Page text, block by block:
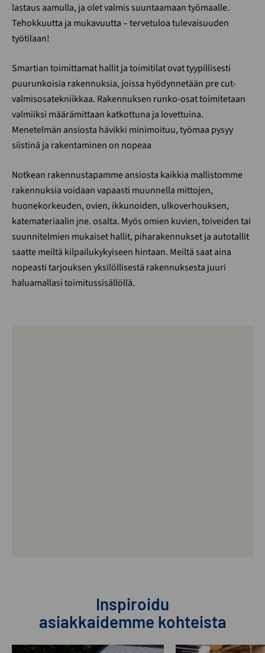
lastaus aamulla, ja olet valmis suuntaamaan työmaalle.
Tehokkuutta ja mukavuutta – tervetuloa tulevaisuuden
työtilaan!
Smartian toimittamat hallit ja toimitilat ovat tyypillisesti
puurunkoisia rakennuksia, joissa hyödynnetään pre cut-
valmisosatekniikkaa. Rakennuksen runko-osat toimitetaan
valmiiksi määrämittaan katkottuna ja lovettuina.
Menetelmän ansiosta hävikki minimoituu, työmaa pysyy
siistinä ja rakentaminen on nopeaa
Notkean rakennustapamme ansiosta kaikkia mallistomme
rakennuksia voidaan vapaasti muunnella mittojen,
huonekorkeuden, ovien, ikkunoiden, ulkoverhouksen,
katemateriaalin jne. osalta. Myös omien kuvien, toiveiden tai
suunnitelmien mukaiset hallit, piharakennukset ja autotallit
saatte meiltä kilpailukykyiseen hintaan. Meiltä saat aina
nopeasti tarjouksen yksilöllisestä rakennuksesta juuri
haluamallasi toimitussisällöllä.
Inspiroidu
asiakkaidemme kohteista